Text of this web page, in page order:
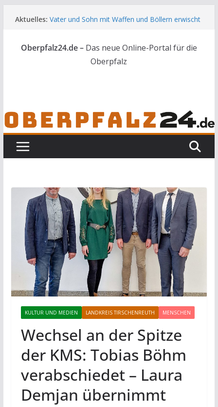
Inhalt
Aktuelles: Vater und Sohn mit Waffen und Böllern erwischt
Audi prallt gegen Brückengeländer in Weiden
Ortsumgehung Waldershof ist eröffnet
Deutsch-amerikanischer Schüleraustausch zu
Oberpfalz24.de – Das neue Online-Portal für die
Oberpfalz
KULTUR UND MEDIEN LANDKREIS TIRSCHENREUTH MENSCHEN
Wechsel an der Spitze
der KMS: Tobias Böhm
verabschiedet – Laura
Demjan übernimmt